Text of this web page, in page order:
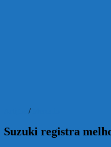
/
Suzuki registra